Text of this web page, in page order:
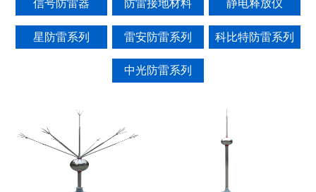
信号防雷器 防雷接地材料 静电释放仪
星防雷系列 雷安防雷系列 科比特防雷系列
中光防雷系列